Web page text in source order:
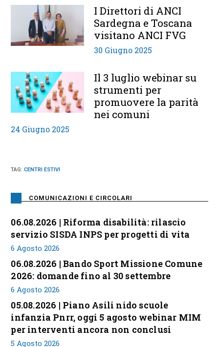
I Direttori di ANCI
Sardegna e Toscana
visitano ANCI FVG
30 Giugno 2025
Il 3 luglio webinar su
strumenti per
promuovere la parità
nei comuni
24 Giugno 2025
TAG:CENTRI ESTIVI
COMUNICAZIONI E CIRCOLARI
06.08.2026 | Riforma disabilità: rilascio
servizio SISDA INPS per progetti di vita
6 Agosto 2026
06.08.2026 | Bando Sport Missione Comune
2026: domande fino al 30 settembre
6 Agosto 2026
05.08.2026 | Piano Asili nido scuole
infanzia Pnrr, oggi 5 agosto webinar MIM
per interventi ancora non conclusi
5 Agosto 2026